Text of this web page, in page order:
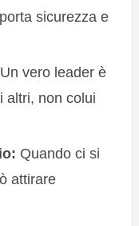
sicurezza e
Un vero leader è
altri, non colui
Quando ci si
attirare